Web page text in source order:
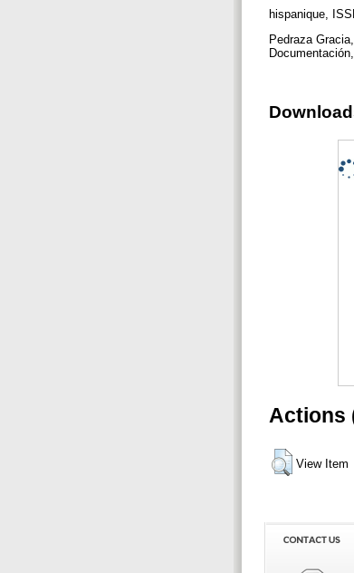
hispanique,
Pedraza
Actions
View Item